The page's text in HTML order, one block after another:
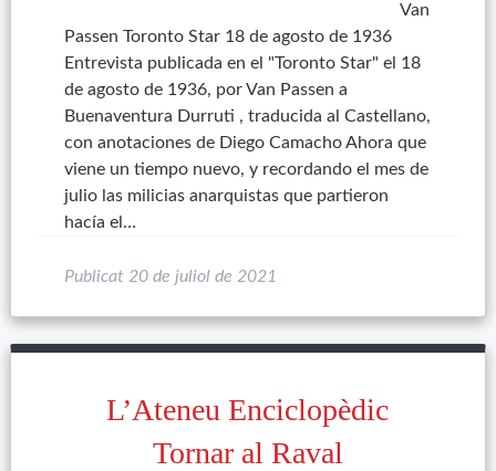
Van
Passen Toronto Star 18 de agosto de 1936
Entrevista publicada en el "Toronto Star" el 18
de agosto de 1936, por Van Passen a
Buenaventura Durruti , traducida al Castellano,
con anotaciones de Diego Camacho Ahora que
viene un tiempo nuevo, y recordando el mes de
julio las milicias anarquistas que partieron
hacía el…
Publicat 20 de juliol de 2021
L’Ateneu Enciclopèdic
Tornar al Raval